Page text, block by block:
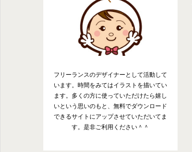
フリーランスのデザイナーとして活動して
います。時間をみてはイラストを描いてい
ます。多くの方に使っていただけたら嬉し
いという思いのもと、無料でダウンロード
できるサイトにアップさせていただいてま
す。是非ご利用ください＾＾